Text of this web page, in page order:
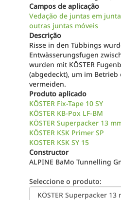
Campos de aplicação
Vedação de juntas em
outras juntas móveis
Descrição
Risse in den Tübbings
Entwässerungsfugen
wurden mit KÖSTER
(abgedeckt), um im Betrieb
vermeiden.
Produto aplicado
KÖSTER Fix-Tape 10 SY
KÖSTER KB-Pox LF-BM
KÖSTER Superpacker 13
KÖSTER KSK Primer SP
KOSTER KSK SY 15
Constructor
ALPINE BaMo Tunnelling
Seleccione o produto: